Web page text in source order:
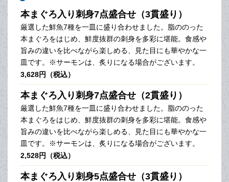
本まぐろ入り刺身7点盛合せ（3貫盛り）
厳選した鮮魚7種を一皿に盛り合わせました。脂ののった
本まぐろをはじめ、鮮度抜群の刺身を多彩に堪能。食感や
旨みの違いを比べながら楽しめる、見た目にも華やかな一
皿です。※サーモンは、炙りになる場合がございます。
3,628円（税込）
本まぐろ入り刺身7点盛合せ（2貫盛り）
厳選した鮮魚7種を一皿に盛り合わせました。脂ののった
本まぐろをはじめ、鮮度抜群の刺身を多彩に堪能。食感や
旨みの違いを比べながら楽しめる、見た目にも華やかな一
皿です。※サーモンは、炙りになる場合がございます。
2,528円（税込）
本まぐろ入り刺身5点盛合せ（3貫盛り）